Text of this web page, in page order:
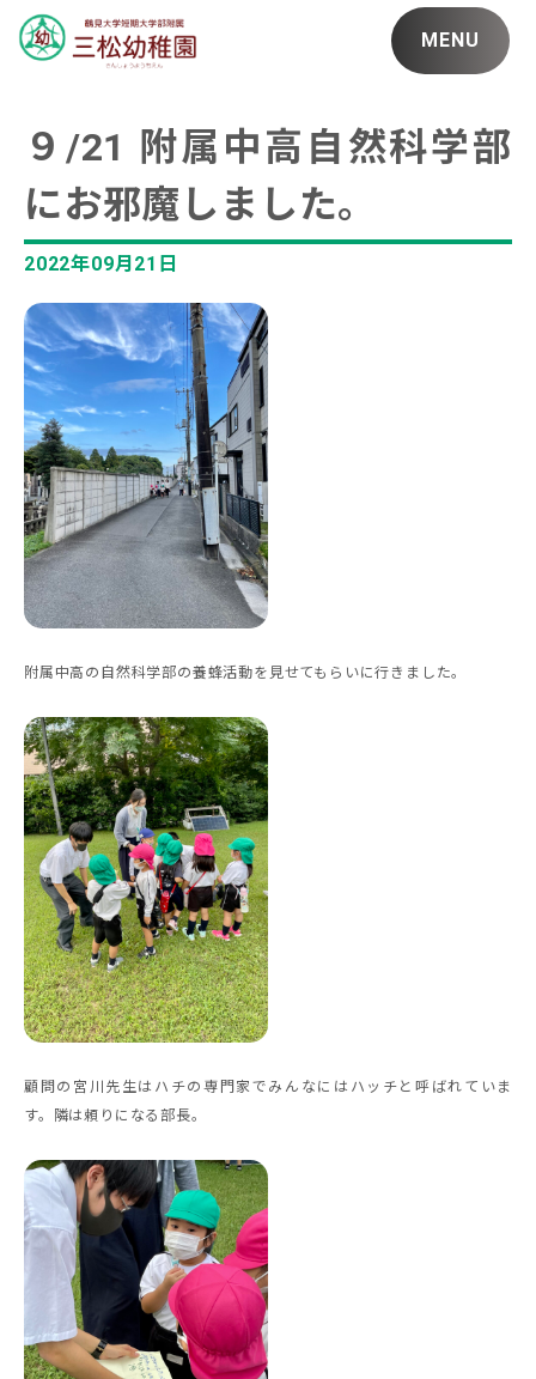
MENU
９/21 附属中高自然科学部
にお邪魔しました。
2022年09月21日
附属中高の自然科学部の養蜂活動を見せてもらいに行きました。
顧問の宮川先生はハチの専門家でみんなにはハッチと呼ばれていま
す。隣は頼りになる部長。